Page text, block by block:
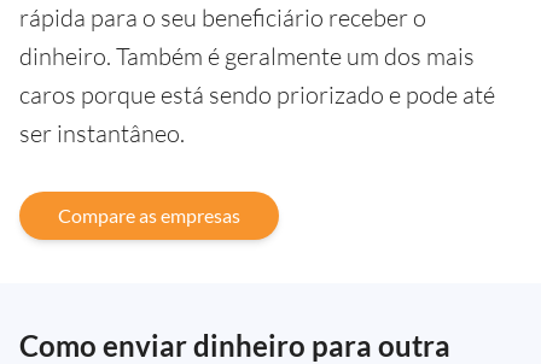
rápida para o seu beneficiário receber o
dinheiro. Também é geralmente um dos mais
caros porque está sendo priorizado e pode até
ser instantâneo.
Compare as empresas
Como enviar dinheiro para outra